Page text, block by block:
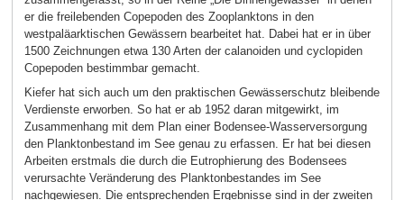
er die freilebenden Copepoden des Zooplanktons in den
westpaläarktischen Gewässern bearbeitet hat. Dabei hat er in über
1500 Zeichnungen etwa 130 Arten der calanoiden und cyclopiden
Copepoden bestimmbar gemacht.
Kiefer hat sich auch um den praktischen Gewässerschutz bleibende
Verdienste erworben. So hat er ab 1952 daran mitgewirkt, im
Zusammenhang mit dem Plan einer Bodensee-Wasserversorgung
den Planktonbestand im See genau zu erfassen. Er hat bei diesen
Arbeiten erstmals die durch die Eutrophierung des Bodensees
verursachte Veränderung des Planktonbestandes im See
nachgewiesen. Die entsprechenden Ergebnisse sind in der zweiten